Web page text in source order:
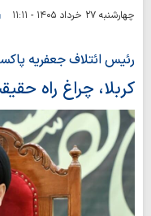
چهارشنبه ۲۷ خرداد ۱۴۰۵ - ۱۱:۱۱
رئیس ائتلاف جعفریه
کربلا، چراغ راه